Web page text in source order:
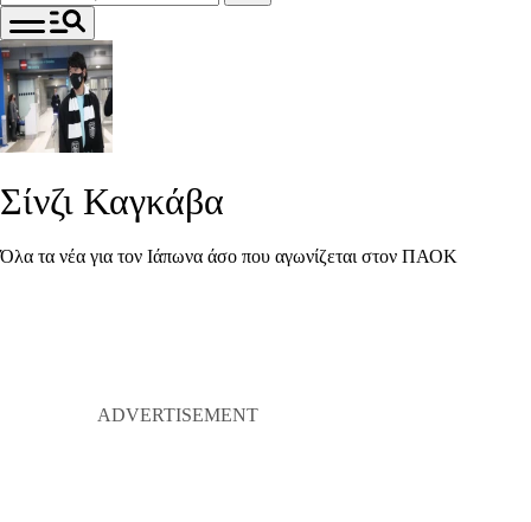
Σίνζι Καγκάβα
Όλα τα νέα για τον Ιάπωνα άσο που αγωνίζεται στον ΠΑΟΚ